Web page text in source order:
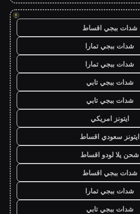
!
شدات ببجي اقساط
شدات ببجي تمارا
شدات ببجي تمارا
شدات ببجي تابي
شدات ببجي تابي
ايتونز امريكي
ايتونز سعودي اقساط
شحن يلا لودو اقساط
شدات ببجي اقساط
شدات ببجي تمارا
شدات ببجي تابي